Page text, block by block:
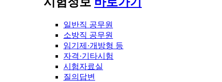
일반직 공무원
소방직 공무원
임기제·개방형 등
자격·기타시험
시험자료실
질의답변